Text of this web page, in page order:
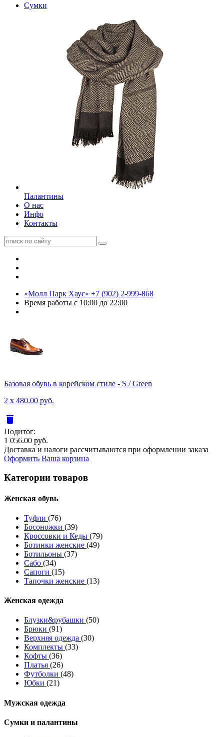
Сумки
Палантины
О нас
Инфо
Контакты
«Молл Парк Хаус» +7 (902) 2-999-868
Время работы с 10:00 до 22:00
Базовая обувь в корейском стиле - S / Green
2 x 480.00 руб.
delete
Подитог:
1 056.00 руб.
Доставка и налоги рассчитываются при оформлении заказа
Оформить Ваша корзина
Категории товаров
Женcкая обувь
Туфли (76)
Босоножки (39)
Кроссовки и Кеды (79)
Ботинки женские (49)
Ботильоны (37)
Сабо (34)
Сапоги (15)
Тапочки женские (13)
Женская одежда
Блузки&рубашки (50)
Брюки (91)
Верхняя одежда (30)
Комплекты (33)
Кофты (36)
Платья (26)
Футболки (48)
Юбки (21)
Мужская одежда
Сумки и палантины